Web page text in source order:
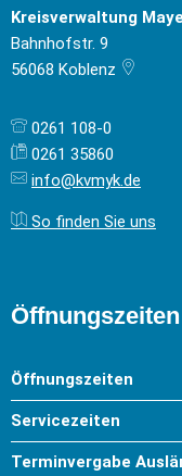
Kreisverwaltung
Bahnhofstr. 9
56068 Koblenz
0261 108-0
0261 35860
info@kvmyk.de
So finden Sie uns
Öffnungszeiten
Öffnungszeiten
Servicezeiten
Terminvergabe